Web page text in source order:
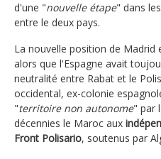
d'une "nouvelle étape" dans
entre le deux pays.
La nouvelle position de Madrid
alors que l'Espagne avait
neutralité entre Rabat et le
occidental, ex-colonie
"territoire non autonome" par
décennies le Maroc aux
Front Polisario, soutenus par